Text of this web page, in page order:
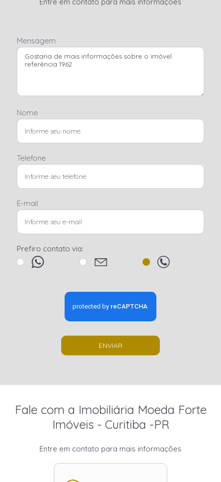
Mensagem
Nome
Telefone
E-mail
Prefiro contato via:
ENVIAR
Fale com a Imobiliária Moeda Forte
Imóveis - Curitiba -PR
Entre em contato para mais informações